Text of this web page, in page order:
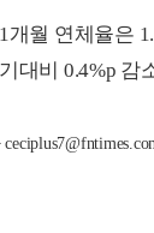
개월 연체율은
대비 0.4%p 감